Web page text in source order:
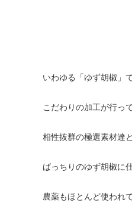
いわゆる「ゆず胡椒」
こだわりの加工が行っ
相性抜群の極選素材達
ばっちりのゆず胡椒に
農薬もほとんど使われ